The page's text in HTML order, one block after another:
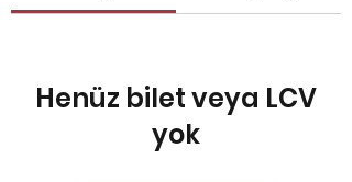
Henüz bilet veya LCV
yok